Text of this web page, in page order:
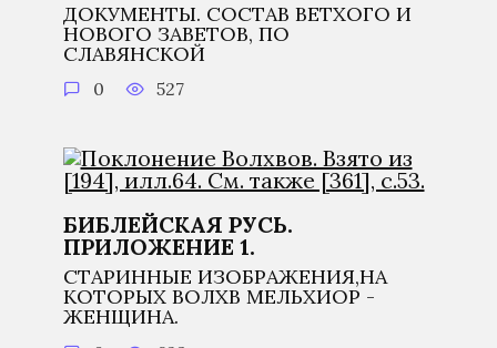
ДОКУМЕНТЫ. СОСТАВ ВЕТХОГО И
НОВОГО ЗАВЕТОВ, ПО
СЛАВЯНСКОЙ
0 527
БИБЛЕЙСКАЯ РУСЬ.
ПРИЛОЖЕНИЕ 1.
СТАРИННЫЕ ИЗОБРАЖЕНИЯ,НА
КОТОРЫХ ВОЛХВ МЕЛЬХИОР -
ЖЕНЩИНА.